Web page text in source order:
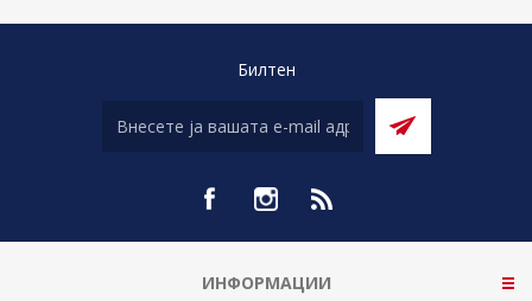
Билтен
ИНФОРМАЦИИ